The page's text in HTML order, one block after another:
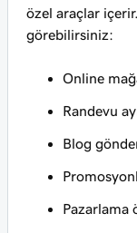
özel araçlar
görebilirsiniz:
Online
Randevu
Blog
Pazarlama